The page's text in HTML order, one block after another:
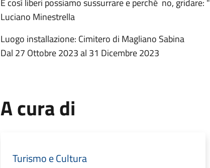
E così liberi possiamo sussurrare e perché no, gridare: "
Luciano Minestrella
Luogo installazione: Cimitero di Magliano Sabina
Dal 27 Ottobre 2023 al 31 Dicembre 2023
A cura di
Turismo e Cultura